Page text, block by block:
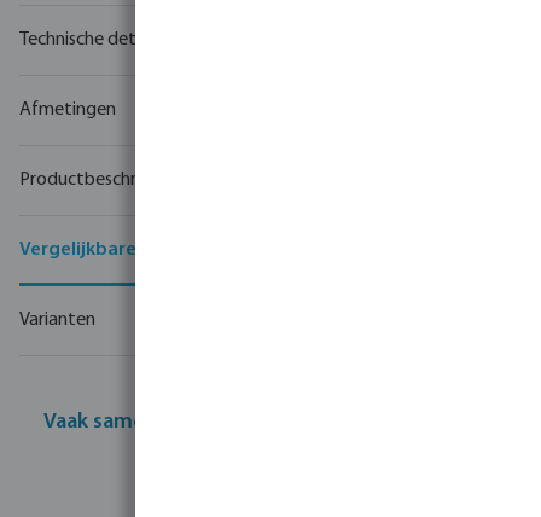
Technische details
Afmetingen
Productbeschrijving
Vergelijkbare producten
Varianten
Vaak samen gekocht